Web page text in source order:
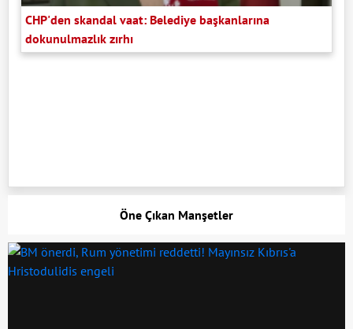
CHP'den skandal vaat: Belediye başkanlarına
dokunulmazlık zırhı
Öne Çıkan Manşetler